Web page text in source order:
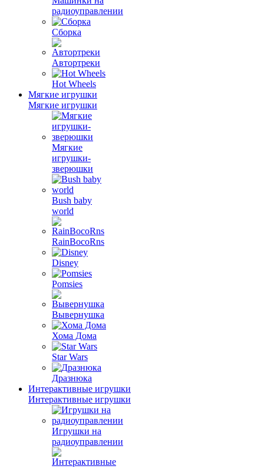
радиоуправлении
Сборка
Автортреки
Hot Wheels
Мягкие игрушки
Мягкие игрушки
Мягкие
игрушки-
зверюшки
Bush baby
world
RainBocoRns
Disney
Pomsies
Вывернушка
Хома Дома
Star Wars
Дразнюка
Интерактивные игрушки
Интерактивные игрушки
Игрушки на
радиоуправлении